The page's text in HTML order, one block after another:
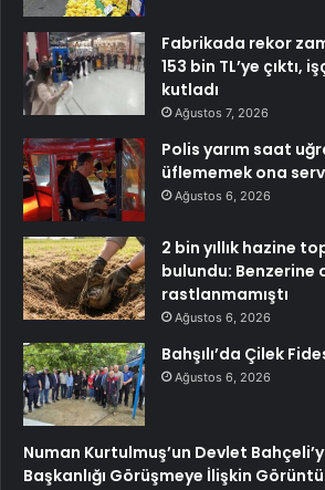
Fabrikada rekor
153 bin TL’ye çıktı,
kutladı
Ağustos 7, 2026
Polis yarım saat
üflememek ona
Ağustos 6, 2026
2 bin yıllık hazine
bulundu: Benzerine
rastlanmamıştı
Ağustos 6, 2026
Bahşılı’da Çilek
Ağustos 6, 2026
Numan Kurtulmuş’un Devlet
Başkanlığı Görüşmeye İlişkin